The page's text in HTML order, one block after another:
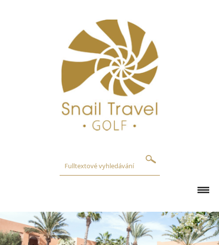
GOLFOVÁ HŘIŠTĚ
DESTINACE